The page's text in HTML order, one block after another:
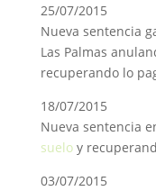
25/07/2015
Nueva sentencia
Las Palmas
recuperando lo
18/07/2015
Nueva sentencia
sueloy
03/07/2015